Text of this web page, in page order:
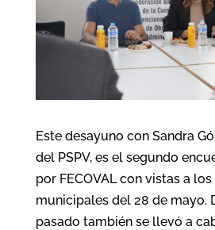
Este desayuno con Sandra
del PSPV, es el segundo
por FECOVAL con vistas a
municipales del 28 de mayo.
pasado también se llevó a